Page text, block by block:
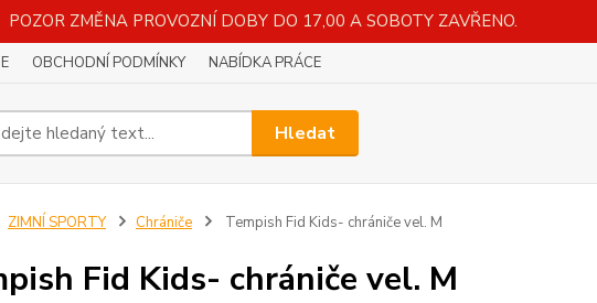
POZOR ZMĚNA PROVOZNÍ DOBY DO 17,00 A SOBOTY ZAVŘENO.
OBCHODNÍ PODMÍNKY NABÍDKA PRÁCE
Hledat
ZIMNÍ SPORTY Chrániče Tempish Fid Kids- chrániče vel. M
Fid Kids- chrániče vel. M